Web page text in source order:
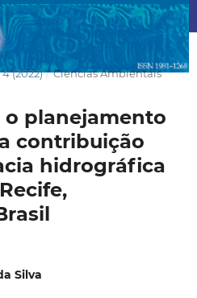
4 (2022) / Ciências Ambientais
o planejamento
contribuição
hidrográfica
Silva